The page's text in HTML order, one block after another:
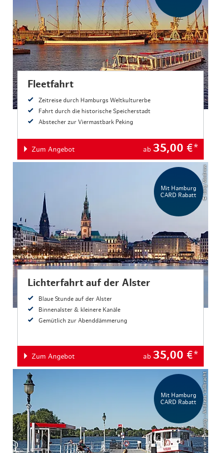
Fleetfahrt
Zeitreise durch Hamburgs Weltkulturerbe
Fahrt durch die historische Speicherstadt
Abstecher zur Viermastbark Peking
Zum Angebot ab 35,00 €*
Mit Hamburg
CARD Rabatt
© Jörg Modrow
Lichterfahrt auf der Alster
Blaue Stunde auf der Alster
Binnenalster & kleinere Kanäle
Gemütlich zur Abenddämmerung
Zum Angebot ab 35,00 €*
Mit Hamburg
CARD Rabatt
© Mediaserver Hamburg - Andreas Vallbracht